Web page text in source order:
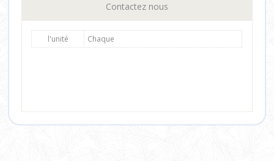
Contactez nous
l'unité Chaque